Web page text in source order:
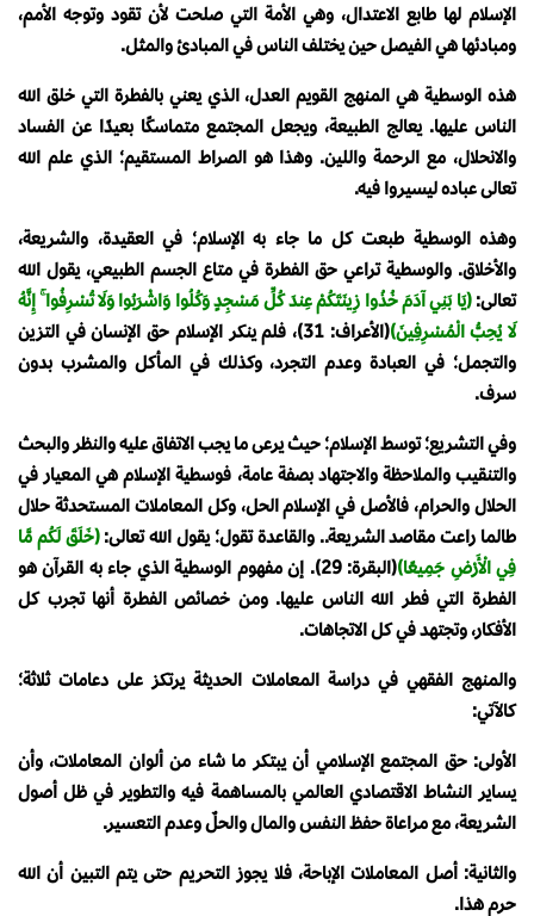
الإسلام لها طابع الاعتدال، وهي الأمة التي صلحت لأن تقود وتوجه الأمم،
ومبادئها هي الفيصل حين يختلف الناس في المبادئ والمثل.
هذه الوسطية هي المنهج القويم العدل، الذي يعني بالفطرة التي خلق الله
الناس عليها. يعالج الطبيعة، ويجعل المجتمع متماسكًا بعيدًا عن الفساد
والانحلال، مع الرحمة واللين. وهذا هو الصراط المستقيم؛ الذي علم الله
تعالى عباده ليسيروا فيه.
وهذه الوسطية طبعت كل ما جاء به الإسلام؛ في العقيدة، والشريعة،
والأخلاق. والوسطية تراعي حق الفطرة في متاع الجسم الطبيعي، يقول الله
تعالى:(يَا بَنِي آدَمَ خُذُوا زِينَتَكُمْ عِندَ كُلِّ مَسْجِدٍ وَكُلُوا وَاشْرَبُوا وَلَا تُسْرِفُوا ۚ إِنَّهُ
لَا يُحِبُّ الْمُسْرِفِينَ)
(الأعراف: 31)، فلم ينكر الإسلام حق الإنسان في التزين
والتجمل؛ في العبادة وعدم التجرد، وكذلك في المأكل والمشرب بدون
سرف.
وفي التشريع؛ توسط الإسلام؛ حيث يرعى ما يجب الاتفاق عليه والنظر والبحث
والتنقيب والملاحظة والاجتهاد بصفة عامة، فوسطية الإسلام هي المعيار في
الحلال والحرام، فالأصل في الإسلام الحل، وكل المعاملات المستحدثة حلال
طالما راعت مقاصد الشريعة.. والقاعدة تقول؛ يقول الله تعالى:(خَلَقَ لَكُم مَّا
فِي الْأَرْضِ جَمِيعًا)
(البقرة: 29). إن مفهوم الوسطية الذي جاء به القرآن هو
الفطرة التي فطر الله الناس عليها. ومن خصائص الفطرة أنها تجرب كل
الأفكار، وتجتهد في كل الاتجاهات.
والمنهج الفقهي في دراسة المعاملات الحديثة يرتكز على دعامات ثلاثة؛
كالآتي:
الأولى: حق المجتمع الإسلامي أن يبتكر ما شاء من ألوان المعاملات، وأن
يساير النشاط الاقتصادي العالمي بالمساهمة فيه والتطوير في ظل أصول
الشريعة، مع مراعاة حفظ النفس والمال والحلٌ وعدم التعسير.
والثانية: أصل المعاملات الإباحة، فلا يجوز التحريم حتى يتم التبين أن الله
حرم هذا.